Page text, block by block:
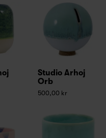
Studio Arhoj
Orb
500,00 kr